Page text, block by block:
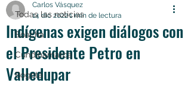
Todas las noticias
Soacha
Cundinamarca
Bogotá
Indígenas exigen diálogos con
el Presidente Petro en
Valledupar
Carlos Vásquez
14 dic 20221 min de lectura